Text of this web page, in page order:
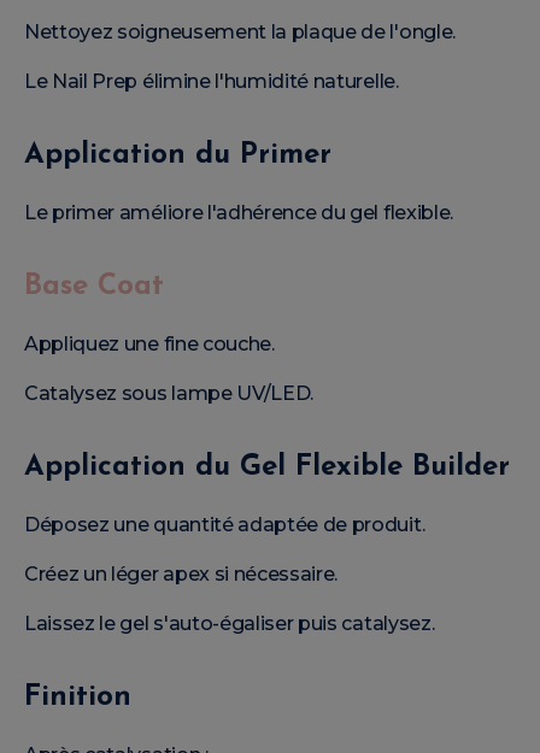
Nettoyez soigneusement la plaque de l'ongle.
Le Nail Prep élimine l'humidité naturelle.
Application du Primer
Le primer améliore l'adhérence du gel flexible.
Base Coat
Appliquez une fine couche.
Catalysez sous lampe UV/LED.
Application du Gel Flexible Builder
Déposez une quantité adaptée de produit.
Créez un léger apex si nécessaire.
Laissez le gel s'auto-égaliser puis catalysez.
Finition